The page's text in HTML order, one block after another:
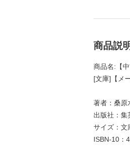
商品説
商品名:【
[文庫]【メ
著者：桑原
出版社：集
サイズ：文
ISBN-10：